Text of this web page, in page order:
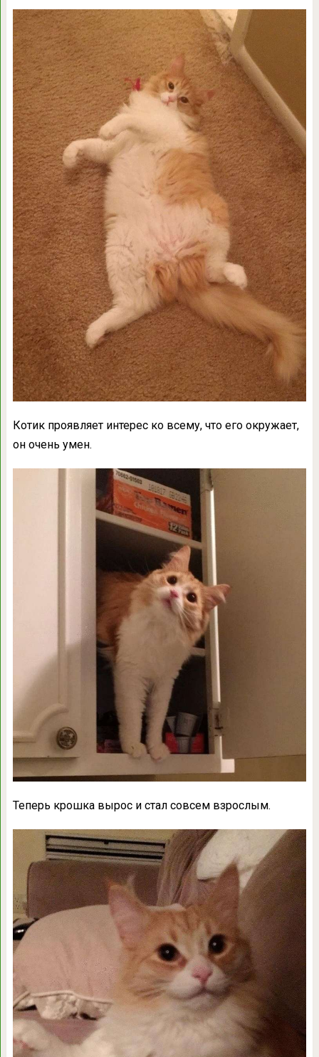
Котик проявляет интерес ко всему, что его окружает,
он очень умен.
Теперь крошка вырос и стал совсем взрослым.